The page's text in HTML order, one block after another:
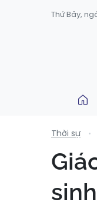
Thứ Bảy,
Thời sự
sinh